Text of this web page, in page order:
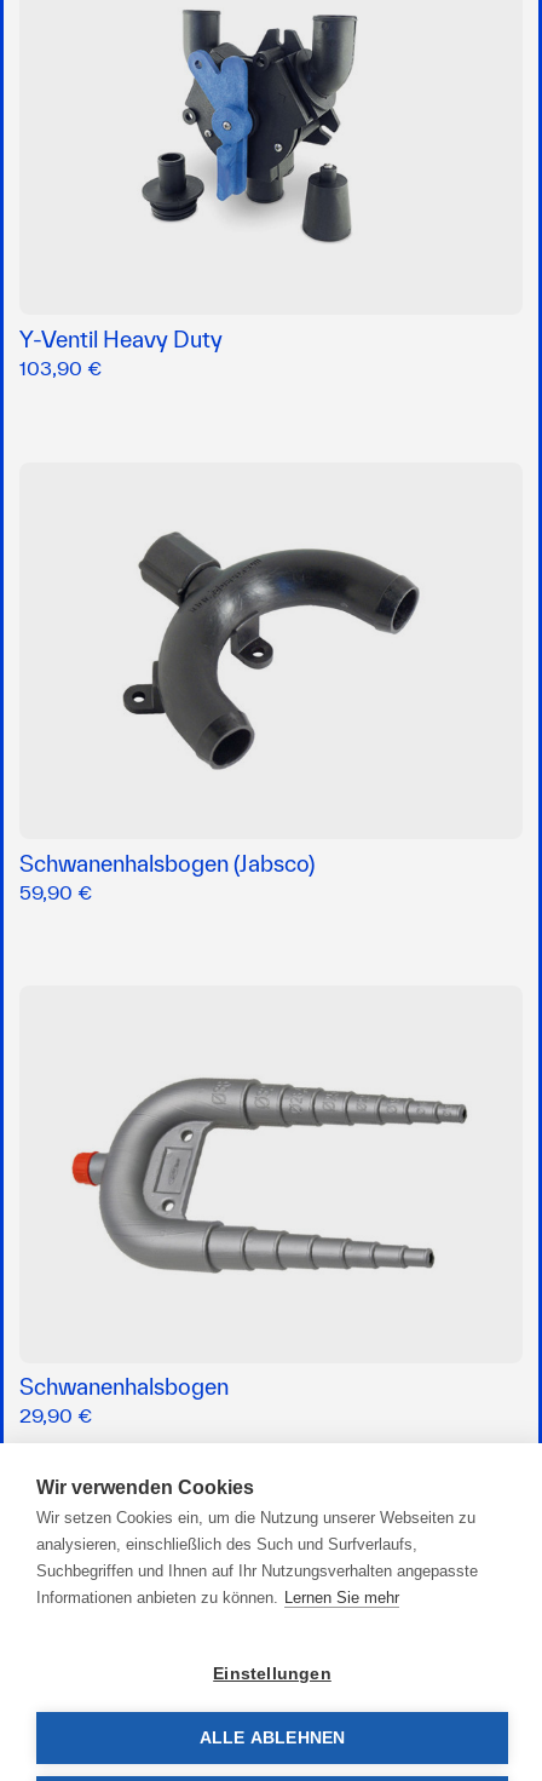
Y-Ventil Heavy Duty
103,90 €
Schwanenhalsbogen (Jabsco)
59,90 €
Schwanenhalsbogen
29,90 €
Wir verwenden Cookies
Wir setzen Cookies ein, um die Nutzung unserer Webseiten zu
analysieren, einschließlich des Such und Surfverlaufs,
Suchbegriffen und Ihnen auf Ihr Nutzungsverhalten angepasste
Informationen anbieten zu können. Lernen Sie mehr
Einstellungen
ALLE ABLEHNEN